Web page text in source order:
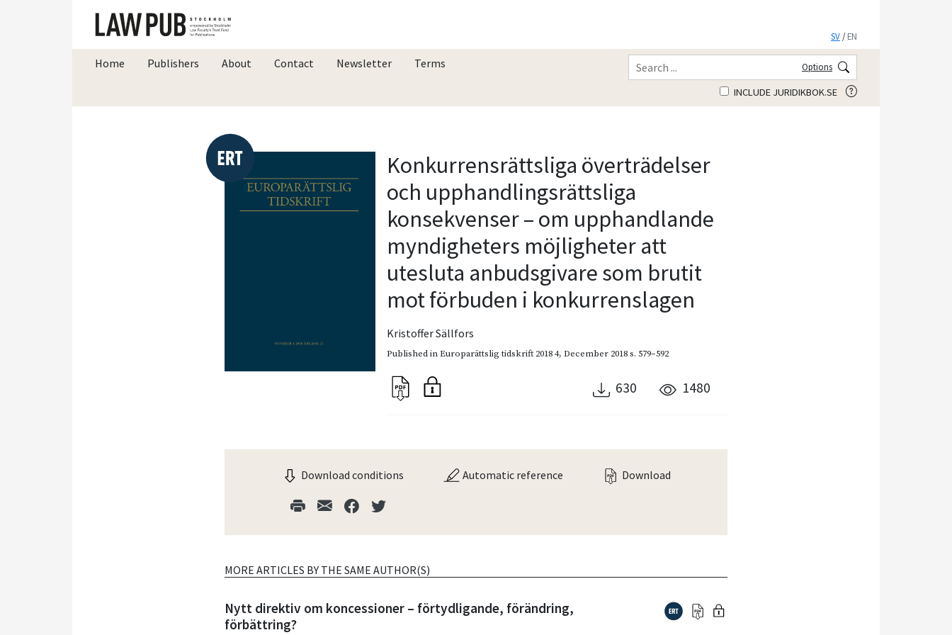
SV /EN
Home Publishers About Contact Newsletter Terms Options
INCLUDE JURIDIKBOK.SE
Konkurrensrättsliga över­trädelser
och upphandlings­rättsliga
konsekvenser – om upphandlande
myndigheters möjligheter att
utesluta anbudsgivare som brutit
mot förbuden i konkurrenslagen
Kristoffer Sällfors
Published inEuroparättslig tidskrift 2018 4,December 2018s. 579–592
630 1480
Download conditions Automatic reference Download
MORE ARTICLES BY THE SAME AUTHOR(S)
Nytt direktiv om koncessioner – förtydligande, förändring,
förbättring?